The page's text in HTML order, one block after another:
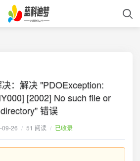
：解决 "PDOException:
[2002] No such file or
directory" 错误
09-26 / 51 阅读 / 已收录